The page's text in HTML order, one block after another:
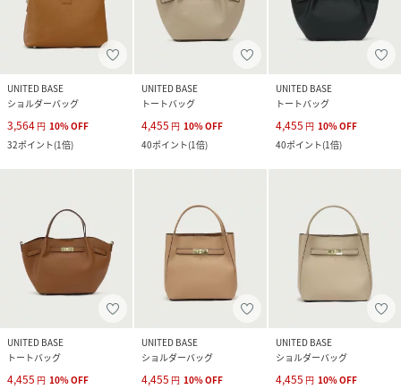
UNITED BASE
ショルダーバッグ
3,564 円 10%OFF
32ポイント(1倍)
UNITED BASE
トートバッグ
4,455 円 10%OFF
40ポイント(1倍)
UNITED BASE
トートバッグ
4,455 円 10%OFF
40ポイント(1倍)
UNITED BASE
トートバッグ
4,455 円 10%OFF
UNITED BASE
ショルダーバッグ
4,455 円 10%OFF
UNITED BASE
ショルダーバッグ
4,455 円 10%OFF